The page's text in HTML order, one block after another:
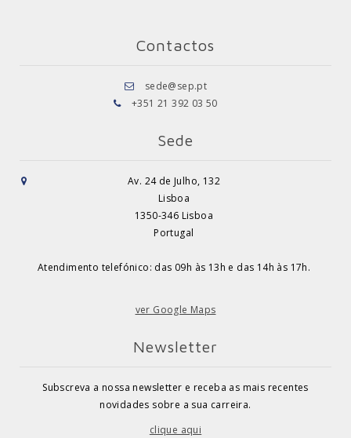
Contactos
sede@sep.pt
+351 21 392 03 50
Sede
Av. 24 de Julho, 132
Lisboa
1350-346 Lisboa
Portugal
Atendimento telefónico: das 09h às 13h e das 14h às 17h.
ver Google Maps
Newsletter
Subscreva a nossa newsletter e receba as mais recentes
novidades sobre a sua carreira.
clique aqui